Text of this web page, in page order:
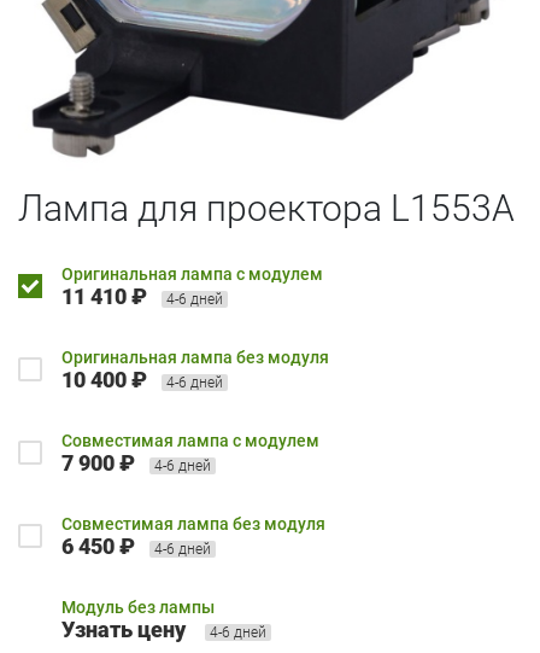
Лампа для проектора L1553A
Оригинальная лампа с модулем
11 410 ₽ 4-6 дней
Оригинальная лампа без модуля
10 400 ₽ 4-6 дней
Совместимая лампа с модулем
7 900 ₽ 4-6 дней
Совместимая лампа без модуля
6 450 ₽ 4-6 дней
Модуль без лампы
Узнать цену 4-6 дней